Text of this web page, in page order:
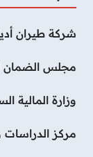
شركة طيران
مجلس
وزارة المالية
مركز الدراسات